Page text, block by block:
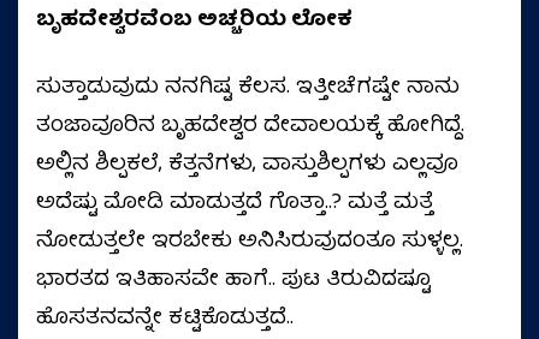
ಬೃಹದೇಶ್ವರವೆಂಬ ಅಚ್ಚರಿಯ ಲೋಕ
ಸುತ್ತಾಡುವುದು ನನಗಿಷ್ಟ ಕೆಲಸ. ಇತ್ತೀಚೆಗಷ್ಟೇ ನಾನು
ತಂಜಾವೂರಿನ ಬೃಹದೇಶ್ವರ ದೇವಾಲಯಕ್ಕೆ ಹೋಗಿದ್ದೆ.
ಅಲ್ಲಿನ ಶಿಲ್ಪಕಲೆ, ಕೆತ್ತನೆಗಳು, ವಾಸ್ತುಶಿಲ್ಪಗಳು ಎಲ್ಲವೂ
ಅದೆಷ್ಟು ಮೋಡಿ ಮಾಡುತ್ತದೆ ಗೊತ್ತಾ..? ಮತ್ತೆ ಮತ್ತೆ
ನೋಡುತ್ತಲೇ ಇರಬೇಕು ಅನಿಸಿರುವುದಂತೂ ಸುಳ್ಳಲ್ಲ.
ಭಾರತದ ಇತಿಹಾಸವೇ ಹಾಗೆ.. ಪುಟ ತಿರುವಿದಷ್ಟೂ
ಹೊಸತನವನ್ನೇ ಕಟ್ಟಿಕೊಡುತ್ತದೆ..